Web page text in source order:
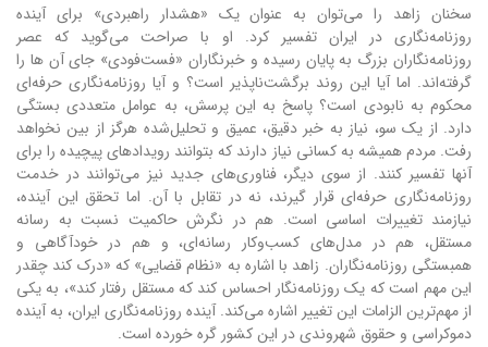
سخنان زاهد را می‌توان به عنوان یک «هشدار راهبردی» برای آینده
روزنامه‌نگاری در ایران تفسیر کرد. او با صراحت می‌گوید که عصر
روزنامه‌نگاران بزرگ به پایان رسیده و خبرنگاران «فست‌فودی» جای آن ها را
گرفته‌اند. اما آیا این روند برگشت‌ناپذیر است؟ و آیا روزنامه‌نگاری حرفه‌ای
محکوم به نابودی است؟ پاسخ به این پرسش، به عوامل متعددی بستگی
دارد. از یک سو، نیاز به خبر دقیق، عمیق و تحلیل‌شده هرگز از بین نخواهد
رفت. مردم همیشه به کسانی نیاز دارند که بتوانند رویدادهای پیچیده را برای
آنها تفسیر کنند. از سوی دیگر، فناوری‌های جدید نیز می‌توانند در خدمت
روزنامه‌نگاری حرفه‌ای قرار گیرند، نه در تقابل با آن. اما تحقق این آینده،
نیازمند تغییرات اساسی است. هم در نگرش حاکمیت نسبت به رسانه
مستقل، هم در مدل‌های کسب‌وکار رسانه‌ای، و هم در خودآگاهی و
همبستگی روزنامه‌نگاران. زاهد با اشاره به «نظام قضایی» که «درک کند چقدر
این مهم است که یک روزنامه‌نگار احساس کند که مستقل رفتار کند»، به یکی
از مهم‌ترین الزامات این تغییر اشاره می‌کند. آینده روزنامه‌نگاری ایران، به آینده
دموکراسی و حقوق شهروندی در این کشور گره خورده است.